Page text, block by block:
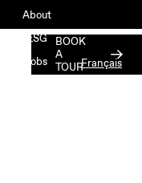
About
ESG
Jobs
Français
BOOK
A
TOUR